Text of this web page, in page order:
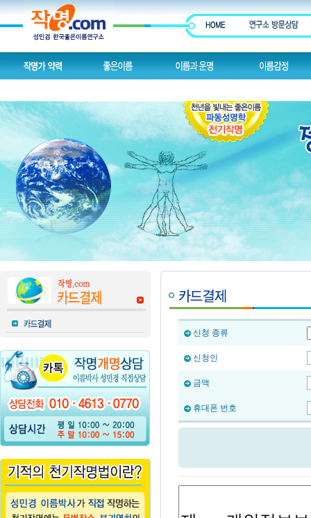
신청 종류
신청인
금액
휴대폰 번호